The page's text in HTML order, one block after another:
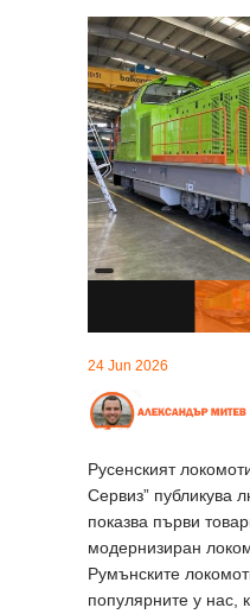
24 Jun 2026
Русенският
Сервиз” публикува
показва първи
модернизиран
Румънските
популярните у нас,